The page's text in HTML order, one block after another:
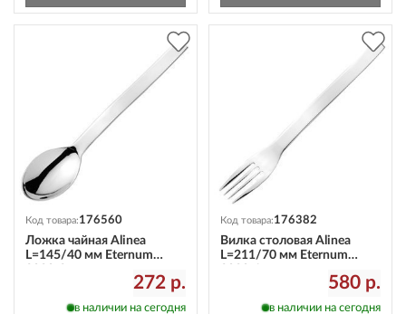
Код товара:176560
Ложка чайная Alinea
L=145/40 мм Eternum
272 р.
в наличии на сегодня
Код товара:176382
Вилка столовая Alinea
L=211/70 мм Eternum
580 р.
в наличии на сегодня